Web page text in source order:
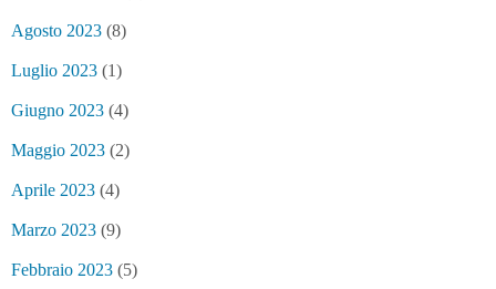
Agosto 2023 (8)
Luglio 2023 (1)
Giugno 2023 (4)
Maggio 2023 (2)
Aprile 2023 (4)
Marzo 2023 (9)
Febbraio 2023 (5)